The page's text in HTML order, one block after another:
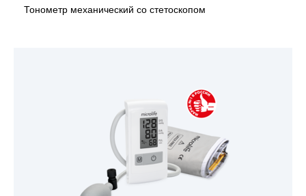
Тонометр механический со стетоскопом
ПОСМОТРЕТЬ ИЗДЕЛИЕ